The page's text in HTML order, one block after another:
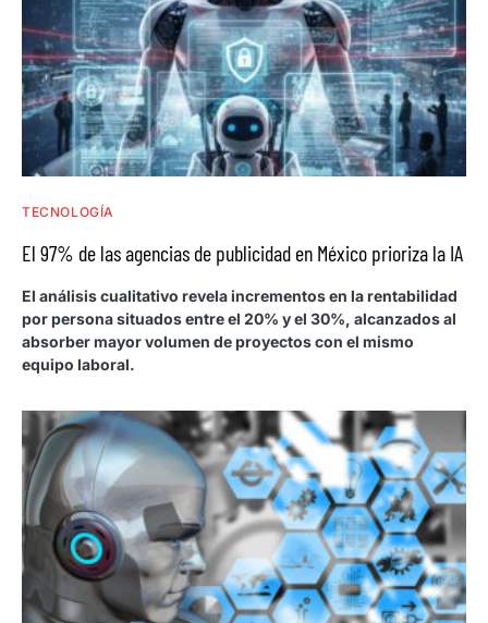
TECNOLOGÍA
El 97% de las agencias de publicidad en México prioriza la IA
El análisis cualitativo revela incrementos en la rentabilidad
por persona situados entre el 20% y el 30%, alcanzados al
absorber mayor volumen de proyectos con el mismo
equipo laboral.